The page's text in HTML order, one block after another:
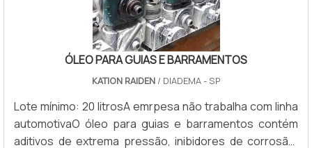
ÓLEO PARA GUIAS E BARRAMENTOS
KATION RAIDEN/ DIADEMA - SP
Lote mínimo: 20 litrosA emrpesa não trabalha com linha
automotivaO óleo para guias e barramentos contém
aditivos de extrema pressão, inibidores de corrosão,